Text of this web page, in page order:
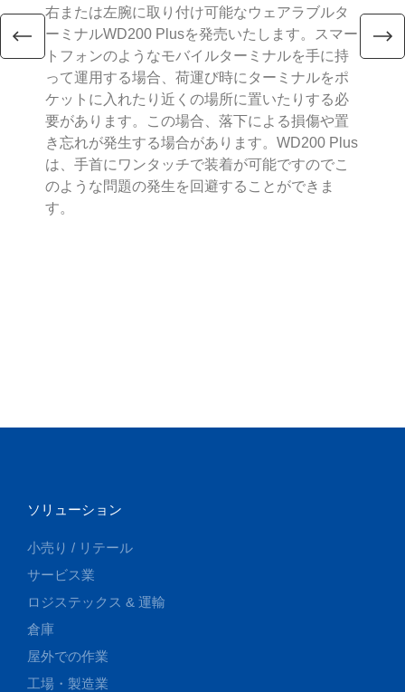
右または左腕に取り付け可能なウェアラブルタ
ーミナルWD200 Plusを発売いたします。スマー
トフォンのようなモバイルターミナルを手に持
って運用する場合、荷運び時にターミナルをポ
ケットに入れたり近くの場所に置いたりする必
要があります。この場合、落下による損傷や置
き忘れが発生する場合があります。WD200 Plus
は、手首にワンタッチで装着が可能ですのでこ
のような問題の発生を回避することができま
す。
ス
に
は
ソリューション
小売り / リテール
サービス業
ロジステックス & 運輸
倉庫
屋外での作業
工場・製造業